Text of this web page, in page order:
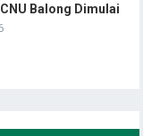
Balong Dimulai